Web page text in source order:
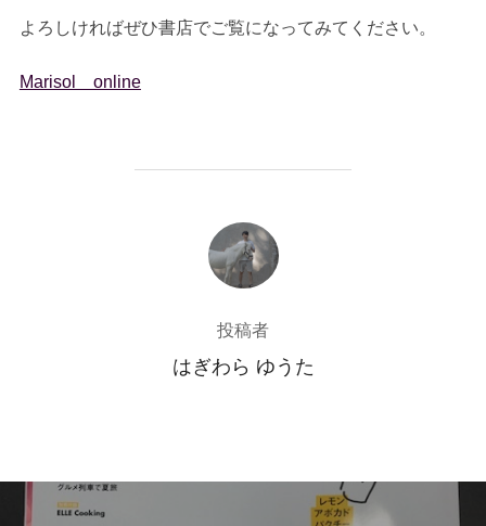
よろしければぜひ書店でご覧になってみてください。
Marisol online
投稿者
投稿者
はぎわら ゆうた
投